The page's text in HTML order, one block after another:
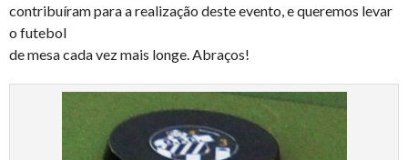
contribuíram para a realização deste evento, e queremos levar
o futebol
de mesa cada vez mais longe. Abraços!